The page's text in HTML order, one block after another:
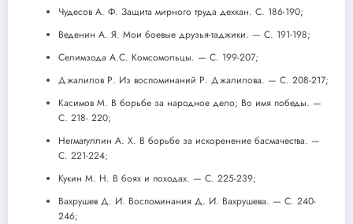
Чудесов А. Ф. Защита мирного труда дехкан. С. 186-190;
Веденин А. Я. Мои боевые друзья-таджики. — С. 191-198;
Селимзода А.С. Комсомольцы. — С. 199-207;
Джалилов Р. Из воспоминаний Р. Джалилова. — С. 208-217;
Касимов М. В борьбе за народное дело; Во имя победы. —
С. 218- 220;
Негматуллин А. X. В борьбе за искоренение басмачества. —
С. 221-224;
Кукин М. Н. В боях и походах. — С. 225-239;
Вахрушев Д. И. Воспоминания Д. И. Вахрушева. — С. 240-
246;